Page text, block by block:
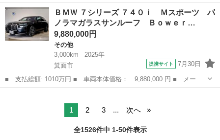
名： ＢＭＷ ■ 車種名： ２シリーズ ■ グレード名： ２１８ｄ
アクティブツアラー ラグジュアリー 禁煙車 インテリジェントセ
ーフティ ...
大阪 高槻市
ＢＭＷ ７シリーズ ７４０ｉ Ｍスポーツ パ
ノラマガラスサンルーフ Ｂｏｗｅｒ…
9,880,000円
その他
3,000km
2025年
箕面市
提携サイト 7月30日
■ 支払総額: 1010万円 ■ 車両本体価格： 9,880,000 円 ■ メーカ
ー名： ＢＭＷ ■ 車種名： ７シリーズ ■ グレード名： ７４０
1 2 3 ... 次へ
全1526件中 1-50件表示